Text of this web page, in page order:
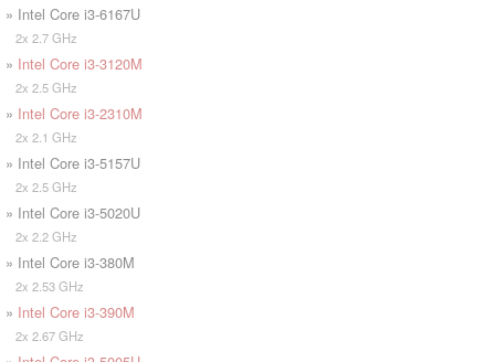
» Intel Core i3-6167U
2x 2.7 GHz
» Intel Core i3-3120M
2x 2.5 GHz
» Intel Core i3-2310M
2x 2.1 GHz
» Intel Core i3-5157U
2x 2.5 GHz
» Intel Core i3-5020U
2x 2.2 GHz
» Intel Core i3-380M
2x 2.53 GHz
» Intel Core i3-390M
2x 2.67 GHz